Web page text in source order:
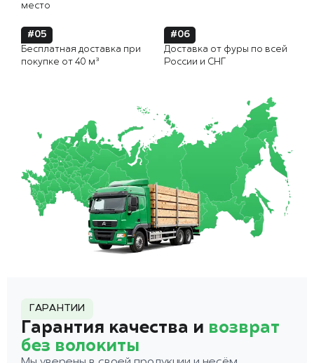
место
#05
Бесплатная доставка при
покупке от 40 м³
#06
Доставка от фуры по всей
России и СНГ
ГАРАНТИИ
Гарантия качества и возврат
без волокиты